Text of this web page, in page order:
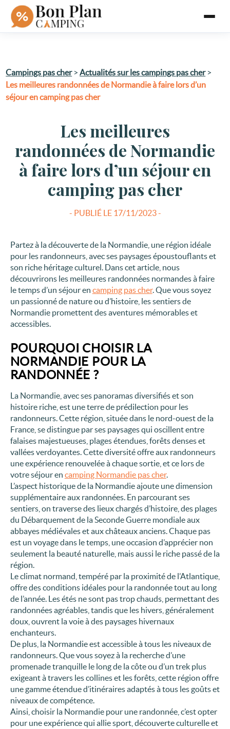
Campings pas cher>Actualités sur les campings pas cher>
Les meilleures randonnées de Normandie à faire lors d’un
séjour en camping pas cher
Les meilleures
randonnées de Normandie
à faire lors d’un séjour en
camping pas cher
- PUBLIÉ LE 17/11/2023 -
Partez à la découverte de la Normandie, une région idéale
pour les randonneurs, avec ses paysages époustouflants et
son riche héritage culturel. Dans cet article, nous
découvrirons les meilleures randonnées normandes à faire
le temps d’un séjour en camping pas cher. Que vous soyez
un passionné de nature ou d’histoire, les sentiers de
Normandie promettent des aventures mémorables et
accessibles.
POURQUOI CHOISIR LA
NORMANDIE POUR LA
RANDONNÉE ?
La Normandie, avec ses panoramas diversifiés et son
histoire riche, est une terre de prédilection pour les
randonneurs. Cette région, située dans le nord-ouest de la
France, se distingue par ses paysages qui oscillent entre
falaises majestueuses, plages étendues, forêts denses et
vallées verdoyantes. Cette diversité offre aux randonneurs
une expérience renouvelée à chaque sortie, et ce lors de
votre séjour en camping Normandie pas cher.
L’aspect historique de la Normandie ajoute une dimension
supplémentaire aux randonnées. En parcourant ses
sentiers, on traverse des lieux chargés d’histoire, des plages
du Débarquement de la Seconde Guerre mondiale aux
abbayes médiévales et aux châteaux anciens. Chaque pas
est un voyage dans le temps, une occasion d’apprécier non
seulement la beauté naturelle, mais aussi le riche passé de la
région.
Le climat normand, tempéré par la proximité de l’Atlantique,
offre des conditions idéales pour la randonnée tout au long
de l’année. Les étés ne sont pas trop chauds, permettant des
randonnées agréables, tandis que les hivers, généralement
doux, ouvrent la voie à des paysages hivernaux
enchanteurs.
De plus, la Normandie est accessible à tous les niveaux de
randonneurs. Que vous soyez à la recherche d’une
promenade tranquille le long de la côte ou d’un trek plus
exigeant à travers les collines et les forêts, cette région offre
une gamme étendue d’itinéraires adaptés à tous les goûts et
niveaux de compétence.
Ainsi, choisir la Normandie pour une randonnée, c’est opter
pour une expérience qui allie sport, découverte culturelle et